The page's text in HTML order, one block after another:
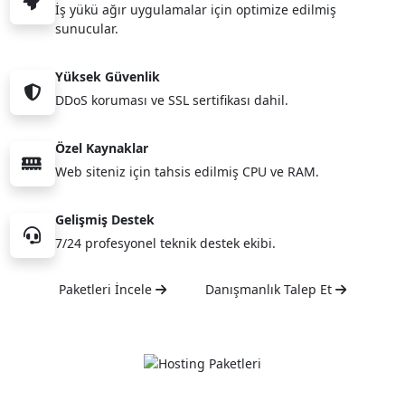
İş yükü ağır uygulamalar için optimize edilmiş
sunucular.
Yüksek Güvenlik
DDoS koruması ve SSL sertifikası dahil.
Özel Kaynaklar
Web siteniz için tahsis edilmiş CPU ve RAM.
Gelişmiş Destek
7/24 profesyonel teknik destek ekibi.
Paketleri İncele Danışmanlık Talep Et